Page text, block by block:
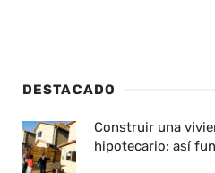
DESTACADO
Construir una
hipotecario: así